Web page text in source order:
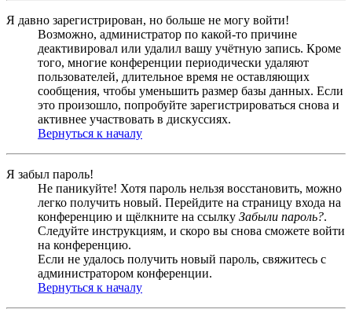
Я давно зарегистрирован, но больше не могу войти!
Возможно, администратор по какой-то причине
деактивировал или удалил вашу учётную запись. Кроме
того, многие конференции периодически удаляют
пользователей, длительное время не оставляющих
сообщения, чтобы уменьшить размер базы данных. Если
это произошло, попробуйте зарегистрироваться снова и
активнее участвовать в дискуссиях.
Вернуться к началу
Я забыл пароль!
Не паникуйте! Хотя пароль нельзя восстановить, можно
легко получить новый. Перейдите на страницу входа на
конференцию и щёлкните на ссылку Забыли пароль?.
Следуйте инструкциям, и скоро вы снова сможете войти
на конференцию.
Если не удалось получить новый пароль, свяжитесь с
администратором конференции.
Вернуться к началу